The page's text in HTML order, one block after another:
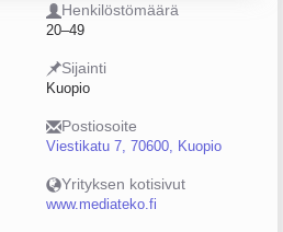
Henkilöstömäärä
20–49
Sijainti
Kuopio
Postiosoite
Viestikatu 7, 70600, Kuopio
Yrityksen kotisivut
www.mediateko.fi